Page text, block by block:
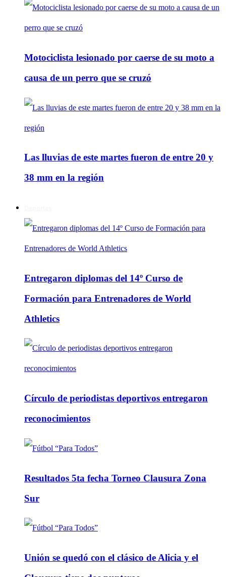
Motociclista lesionado por caerse de su moto a
causa de un perro que se cruzó
Las lluvias de este martes fueron de entre 20 y
38 mm en la región
Entregaron diplomas del 14º Curso de
Formación para Entrenadores de World
Athletics
Círculo de periodistas deportivos entregaron
reconocimientos
Resultados 5ta fecha Torneo Clausura Zona
Sur
Unión se quedó con el clásico de Alicia y el